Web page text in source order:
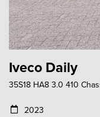
Iveco Daily
35S18 HA8 3.0 410
2023